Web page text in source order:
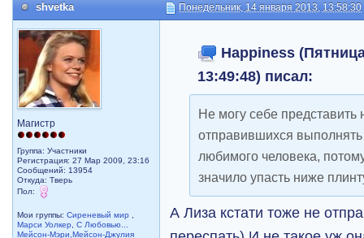
shvetka Понедельник, 14 января 2013, 13:58:30
Магистр
Группа: Участники
Регистрация: 27 Мар 2009, 23:16
Сообщений: 13954
Откуда: Тверь
Пол:
Мои группы:Сиреневый мир
Марси Уолкер
,С Любовью...
Мейсон-Мэри,Мейсон-Джулия
Happiness
13:49:48) писал:
Не могу себе
отправившихся
любимого человека,
значило упасть ниже
А Лиза кстати тоже не